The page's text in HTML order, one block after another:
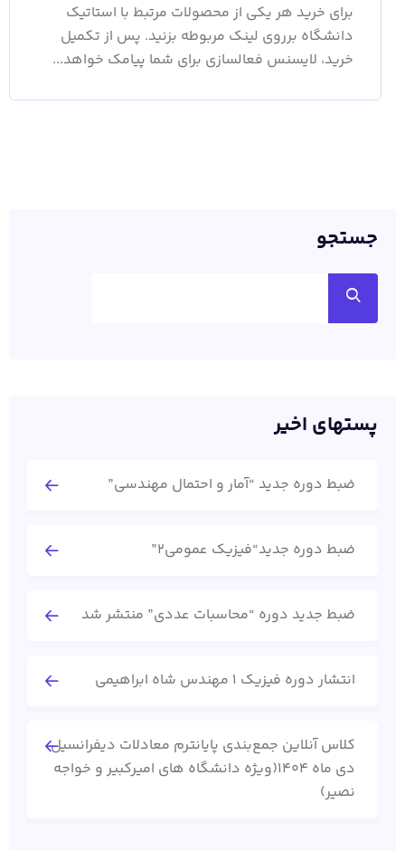
برای خرید هر یکی از محصولات مرتبط با استاتیک
دانشگاه برروی لینک مربوطه بزنید. پس از تکمیل
خرید، لایسنس فعالسازی برای شما پیامک خواهد...
جستجو
پستهای اخیر
ضبط دوره جدید “آمار و احتمال مهندسی”
ضبط دوره جدید“فیزیک عمومی2”
ضبط جدید دوره “محاسبات عددی” منتشر شد
انتشار دوره فیزیک 1 مهندس شاه ابراهیمی
کلاس آنلاین جمع‌بندی پایانترم معادلات دیفرانسیل
دی ماه 1404(ویژه دانشگاه های امیرکبیر و خواجه
نصیر)